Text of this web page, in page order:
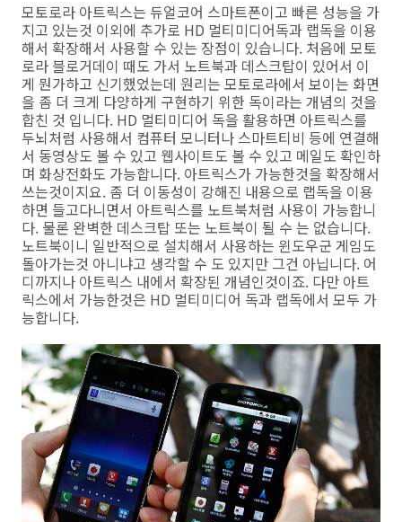
모토로라 아트릭스는 듀얼코어 스마트폰이고 빠른 성능을 가
지고 있는것 이외에 추가로 HD 멀티미디어독과 랩독을 이용
해서 확장해서 사용할 수 있는 장점이 있습니다. 처음에 모토
로라 블로거데이 때도 가서 노트북과 데스크탑이 있어서 이
게 뭔가하고 신기했었는데 원리는 모토로라에서 보이는 화면
을 좀 더 크게 다양하게 구현하기 위한 독이라는 개념의 것을
합친 것 입니다. HD 멀티미디어 독을 활용하면 아트릭스를
두뇌처럼 사용해서 컴퓨터 모니터나 스마트티비 등에 연결해
서 동영상도 볼 수 있고 웹사이트도 볼 수 있고 메일도 확인하
며 화상전화도 가능합니다. 아트릭스가 가능한것을 확장해서
쓰는것이지요. 좀 더 이동성이 강해진 내용으로 랩독을 이용
하면 들고다니면서 아트릭스를 노트북처럼 사용이 가능합니
다. 물론 완벽한 데스크탑 또는 노트북이 될 수 는 없습니다.
노트북이니 일반적으로 설치해서 사용하는 윈도우군 게임도
돌아가는것 아니냐고 생각할 수 도 있지만 그건 아닙니다. 어
디까지나 아트릭스 내에서 확장된 개념인것이죠. 다만 아트
릭스에서 가능한것은 HD 멀티미디어 독과 랩독에서 모두 가
능합니다.